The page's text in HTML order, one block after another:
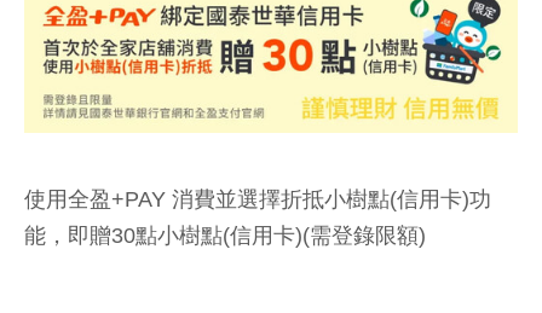
使用全盈+PAY 消費並選擇折抵小樹點(信用卡)功
能，即贈30點小樹點(信用卡)(需登錄限額)